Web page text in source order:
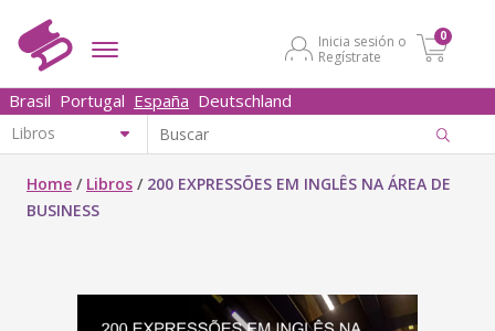
Inicia sesión o
Regístrate
0
Brasil Portugal España Deutschland
Home / Libros / 200 EXPRESSÕES EM INGLÊS NA ÁREA DE
BUSINESS